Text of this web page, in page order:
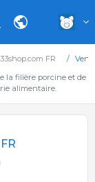
FR
la filière porcine et de
alimentaire.